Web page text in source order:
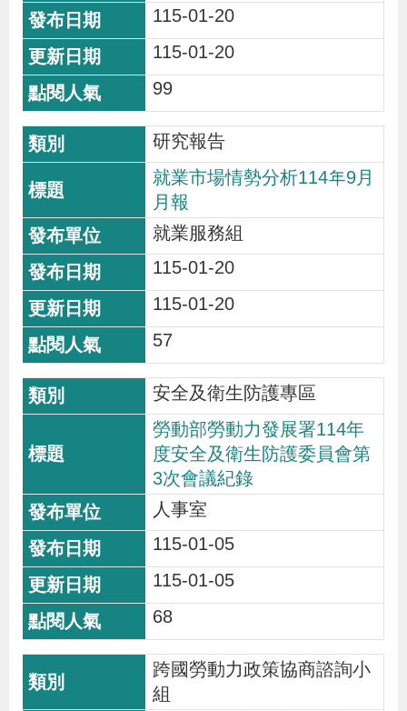
115-01-20
115-01-20
99
研究報告
就業市場情勢分析114年9月
月報
就業服務組
115-01-20
115-01-20
57
安全及衛生防護專區
勞動部勞動力發展署114年
度安全及衛生防護委員會第
3次會議紀錄
人事室
115-01-05
115-01-05
68
跨國勞動力政策協商諮詢小
組